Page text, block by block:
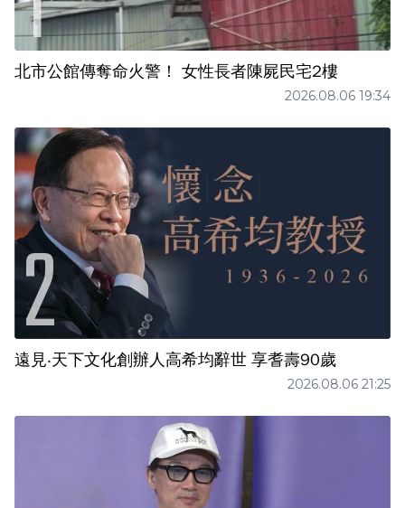
北市公館傳奪命火警！ 女性長者陳屍民宅2樓
2026.08.06 19:34
遠見‧天下文化創辦人高希均辭世 享耆壽90歲
2026.08.06 21:25